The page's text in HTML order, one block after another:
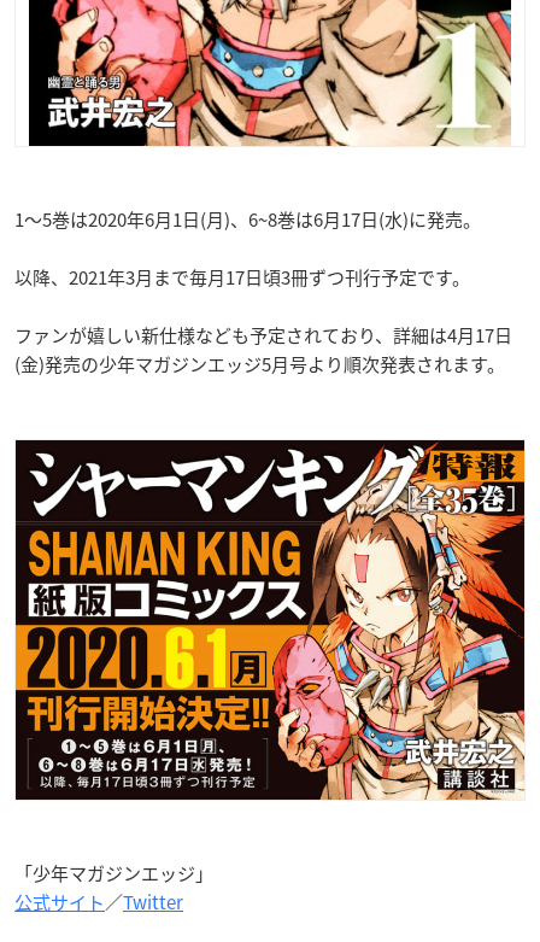
1〜5巻は2020年6月1日(月)、6~8巻は6月17日(水)に発売。
以降、2021年3月まで毎月17日頃3冊ずつ刊行予定です。
ファンが嬉しい新仕様なども予定されており、詳細は4月17日
(金)発売の少年マガジンエッジ5月号より順次発表されます。
「少年マガジンエッジ」
公式サイト／Twitter